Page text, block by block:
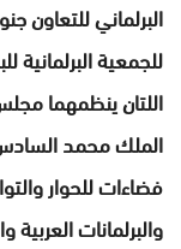
البرلماني للتعاون
للجمعية البرلمانية
اللتان ينظمهما
الملك محمد
فضاءات للحوار
والبرلمانات العربية